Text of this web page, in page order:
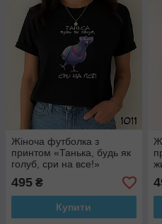
Жіноча футболка з
принтом «Танька, будь як
голуб, сри на все!»
495 ₴
Купити